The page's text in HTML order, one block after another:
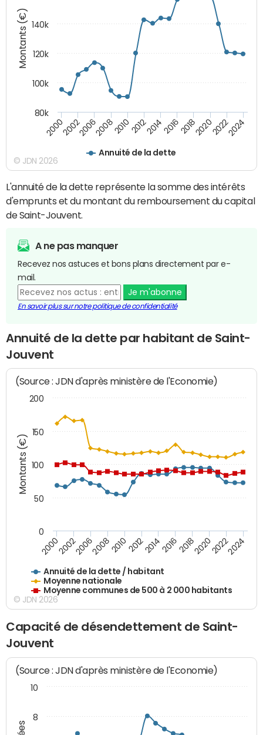
Montants (€)
Annuité de la dette
200020022006200820102012201420162018202020222024
80k
100k
120k
140k
© JDN 2026
L'annuité de la dette représente la somme des intérêts
d'emprunts et du montant du remboursement du capital
de Saint-Jouvent.
A ne pas manquer
Recevez nos astuces et bons plans directement par e-
mail.
Je m'abonne
En savoir plus sur notre politique de confidentialité
Annuité de la dette par habitant de Saint-
Jouvent
Montants (€)
(Source : JDN d'après ministère de l'Economie)
Annuité de la dette / habitant
Moyenne nationale
Moyenne communes de 500 à 2 000 habitants
200020022006200820102012201420162018202020222024
0
50
100
150
200
© JDN 2026
Capacité de désendettement de Saint-
Jouvent
(Source : JDN d'après ministère de l'Economie)
8
10